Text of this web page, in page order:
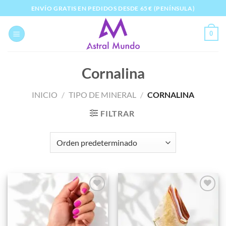
al
contenido
ENVÍO GRATIS EN PEDIDOS DESDE 65 € (PENÍNSULA)
0
Cornalina
INICIO / TIPO DE MINERAL / CORNALINA
FILTRAR
Añadir
a la
lista de
deseos
deseos